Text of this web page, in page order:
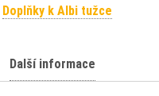
Doplňky k Albi tužce
Další informace